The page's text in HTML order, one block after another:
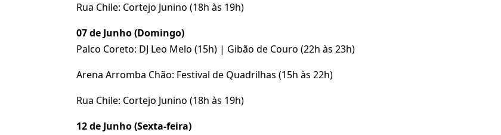
Rua Chile: Cortejo Junino (18h às 19h)
07 de Junho (Domingo)
Palco Coreto: DJ Leo Melo (15h) | Gibão de Couro (22h às 23h)
Arena Arromba Chão: Festival de Quadrilhas (15h às 22h)
Rua Chile: Cortejo Junino (18h às 19h)
12 de Junho (Sexta-feira)